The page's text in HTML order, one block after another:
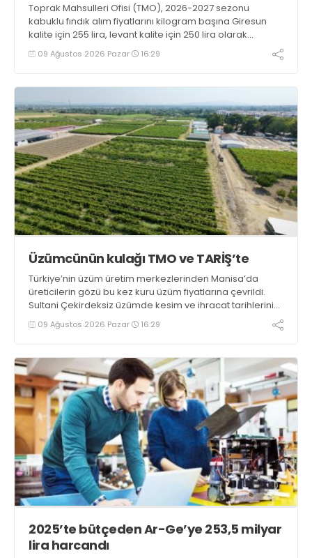
Toprak Mahsulleri Ofisi (TMO), 2026-2027 sezonu
kabuklu fındık alım fiyatlarını kilogram başına Giresun
kalite için 255 lira, levant kalite için 250 lira olarak
duyurdu
09 Ağustos 2026 Pazar 16:29
Üzümcünün kulağı TMO ve TARİŞ’te
Türkiye’nin üzüm üretim merkezlerinden Manisa’da
üreticilerin gözü bu kez kuru üzüm fiyatlarına çevrildi.
Sultani Çekirdeksiz üzümde kesim ve ihracat tarihlerinin
açıklanmasının ardından üreticiler, TMO ve TARİŞ’in
açıklayacağı avans ve kuru üzüm fiyatlarını beklemeye
09 Ağustos 2026 Pazar 16:29
2025’te bütçeden Ar-Ge’ye 253,5 milyar
lira harcandı